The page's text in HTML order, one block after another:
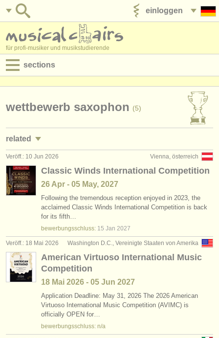
einloggen
für profi-musiker und musikstudierende
sections
jobs - verwaltung
degree courses
kurse
musikwettbewerbe
instrumentenverkauf
gestohlene instrumente
verzeichnisse:
orchester
musikhochschulen
jugendorchester
wettbewerb saxophon (5)
related
kurse/masterclass saxophon
degree courses: saxophon (10)
kleinanzeigen saxophon (1)
saxophon verloren (108)
Vienna, österreich
Veröff.: 10 Jun 2026
Classic Winds International Competition
26 Apr - 05 May, 2027
Following the tremendous reception enjoyed in 2023, the
acclaimed Classic Winds International Competition is back
for its fifth…
bewerbungsschluss: 15 Jan 2027
Washington D.C., Vereinigte Staaten von Amerika
Veröff.: 18 Mai 2026
American Virtuoso International Music
Competition
18 Mai 2026 - 05 Jun 2027
Application Deadline: May 31, 2026 The 2026 American
Virtuoso International Music Competition (AVIMC) is
officially OPEN for…
bewerbungsschluss: n/a